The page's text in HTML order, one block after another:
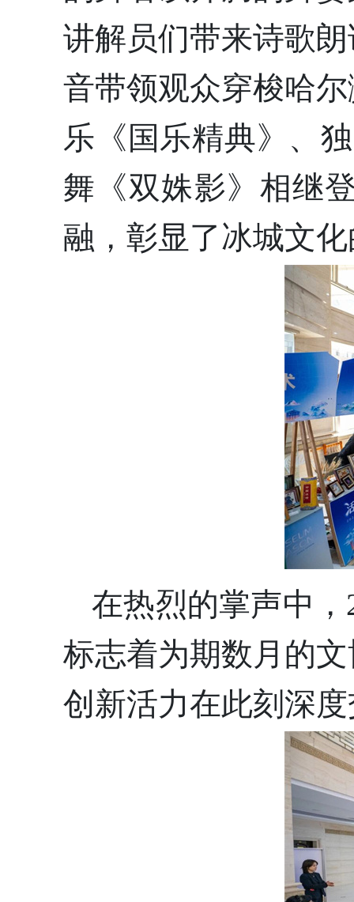
讲解员们带来诗歌
音带领观众穿梭哈
乐《国乐精典》、
舞《双姝影》相继
融，彰显了冰城文
在热烈的掌声中
标志着为期数月的
创新活力在此刻深